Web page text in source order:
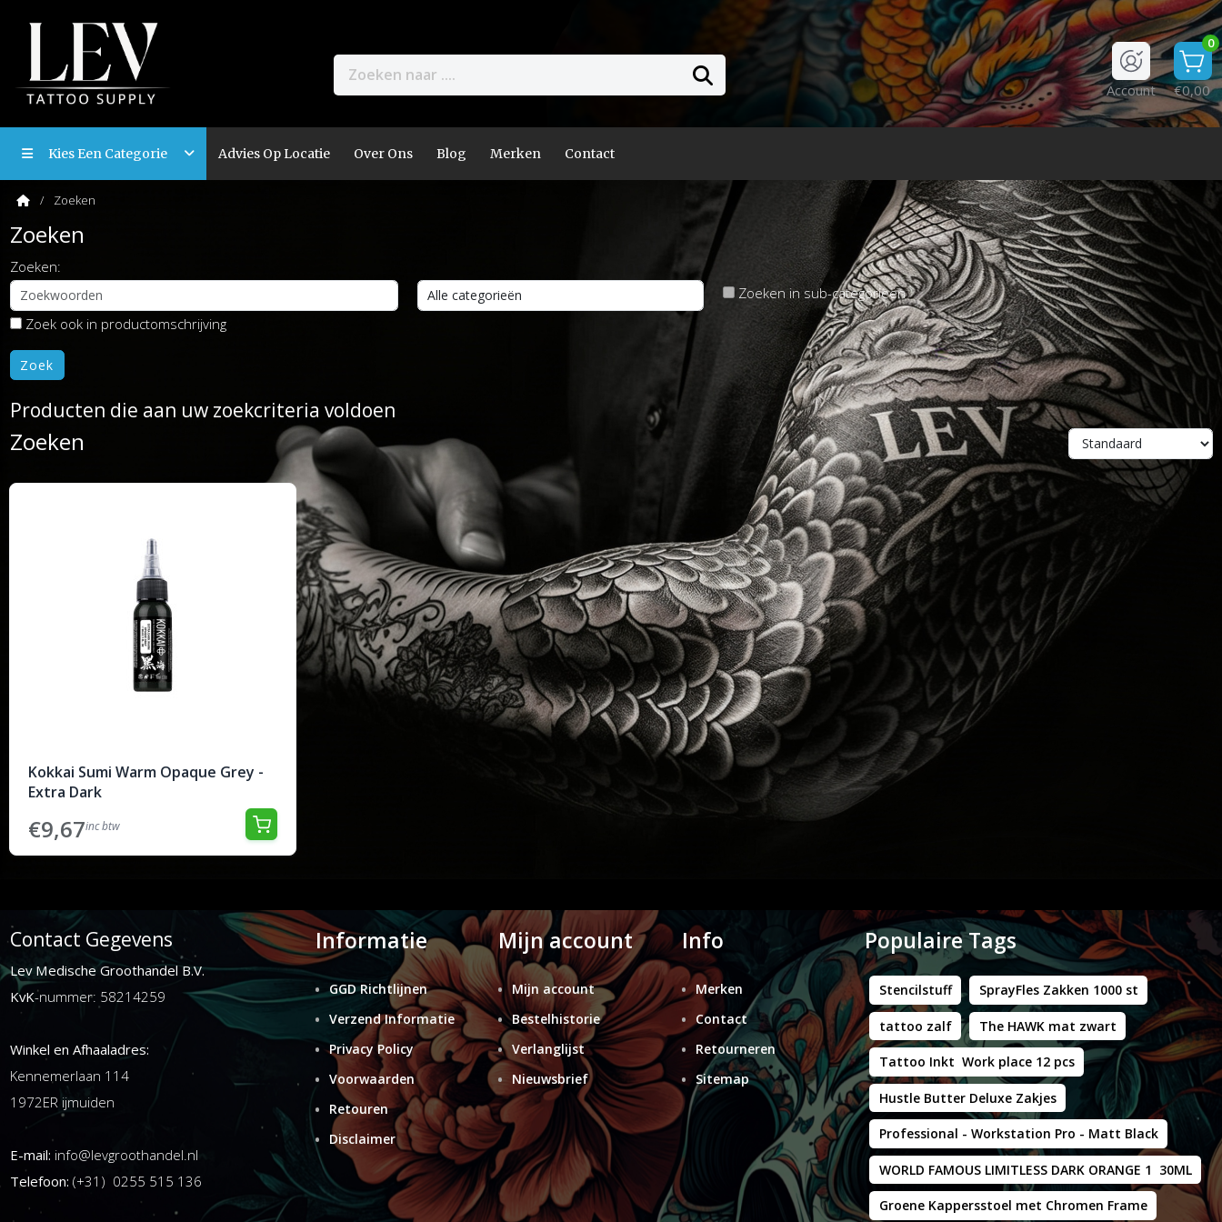
0
€0,00
Account
Kies Een Categorie Advies Op Locatie Over Ons Blog Merken Contact
Zoeken
Zoeken
Zoeken:
Zoeken in sub-categorieën
Zoek ook in productomschrijving
Producten die aan uw zoekcriteria voldoen
Zoeken
Kokkai Sumi Warm Opaque Grey -
Extra Dark
€9,67inc btw
Contact Gegevens
Lev Medische Groothandel B.V.
KvK-nummer: 58214259
Winkel en Afhaaladres:
Kennemerlaan 114
1972ER ijmuiden
E-mail: info@levgroothandel.nl
Telefoon: (+31) 0255 515 136
Informatie
GGD Richtlijnen
Verzend Informatie
Privacy Policy
Voorwaarden
Retouren
Disclaimer
Mijn account
Mijn account
Bestelhistorie
Verlanglijst
Nieuwsbrief
Info
Merken
Contact
Retourneren
Sitemap
Populaire Tags
Stencilstuff SprayFles Zakken 1000 st
tattoo zalf The HAWK mat zwart
Tattoo Inkt Work place 12 pcs
Hustle Butter Deluxe Zakjes
Professional - Workstation Pro - Matt Black
WORLD FAMOUS LIMITLESS DARK ORANGE 1 30ML
Groene Kappersstoel met Chromen Frame